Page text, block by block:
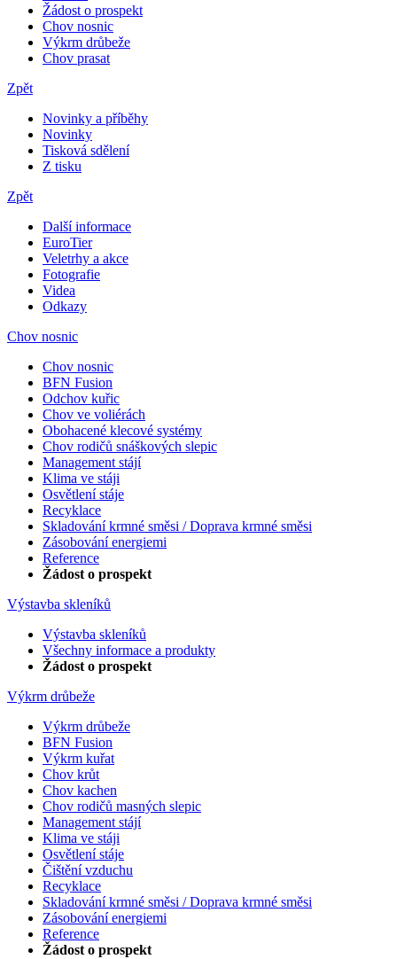
Žádost o prospekt
Chov nosnic
Výkrm drůbeže
Chov prasat
Zpět
Novinky a příběhy
Novinky
Tisková sdělení
Z tisku
Zpět
Další informace
EuroTier
Veletrhy a akce
Fotografie
Videa
Odkazy
Chov nosnic
Chov nosnic
BFN Fusion
Odchov kuřic
Chov ve voliérách
Obohacené klecové systémy
Chov rodičů snáškových slepic
Management stájí
Klima ve stáji
Osvětlení stáje
Recyklace
Skladování krmné směsi / Doprava krmné směsi
Zásobování energiemi
Reference
Žádost o prospekt
Výstavba skleníků
Výstavba skleníků
Všechny informace a produkty
Žádost o prospekt
Výkrm drůbeže
Výkrm drůbeže
BFN Fusion
Výkrm kuřat
Chov krůt
Chov kachen
Chov rodičů masných slepic
Management stájí
Klima ve stáji
Osvětlení stáje
Čištění vzduchu
Recyklace
Skladování krmné směsi / Doprava krmné směsi
Zásobování energiemi
Reference
Žádost o prospekt